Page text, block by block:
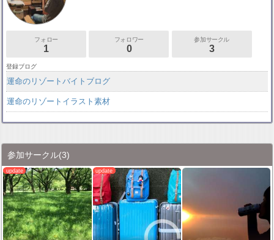
フォロー
1
フォロワー
0
参加サークル
3
登録ブログ
運命のリゾートバイトブログ
運命のリゾートイラスト素材
参加サークル(3)